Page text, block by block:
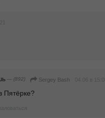
— (892) Sergey Bash 04.06 в 15:08
Пятёрке?